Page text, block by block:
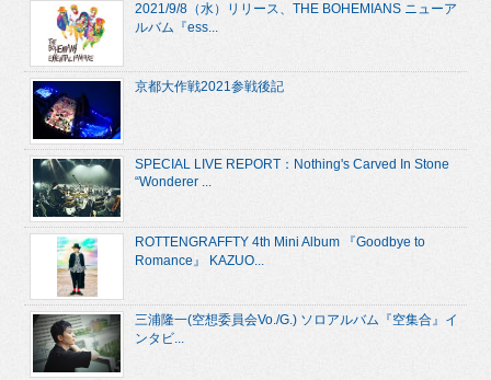
2021/9/8（水）リリース、THE BOHEMIANS ニューア
ルバム『ess...
京都大作戦2021参戦後記
SPECIAL LIVE REPORT：Nothing's Carved In Stone
“Wonderer ...
ROTTENGRAFFTY 4th Mini Album 『Goodbye to
Romance』 KAZUO...
三浦隆一(空想委員会Vo./G.) ソロアルバム『空集合』イ
ンタビ...